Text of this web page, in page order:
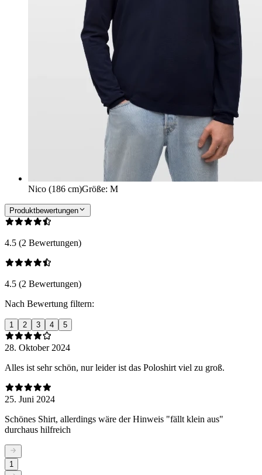
Nico (186 cm)Größe: M
Produktbewertungen
4.5 (2 Bewertungen)
4.5 (2 Bewertungen)
Nach Bewertung filtern:
1 2 3 4 5
28. Oktober 2024
Alles ist sehr schön, nur leider ist das Poloshirt viel zu groß.
25. Juni 2024
Schönes Shirt, allerdings wäre der Hinweis "fällt klein aus"
durchaus hilfreich
1